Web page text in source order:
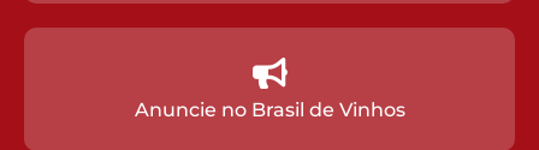
Anuncie no Brasil de Vinhos